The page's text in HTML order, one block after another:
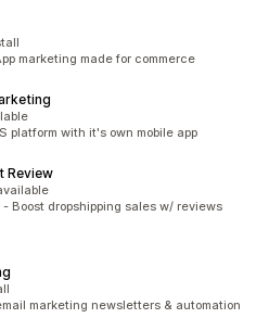
marketing made for commerce
platform with it's own mobile app
Review
Boost dropshipping sales w/ reviews
marketing newsletters & automation